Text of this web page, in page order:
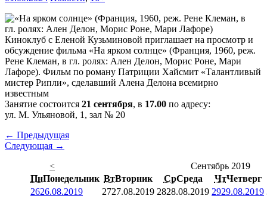
Киноклуб с Еленой Кузьминовой приглашает на просмотр и
обсуждение фильма «На ярком солнце» (Франция, 1960, реж.
Рене Клеман, в гл. ролях: Ален Делон, Морис Роне, Мари
Лафоре). Фильм по роману Патриции Хайсмит «Талантливый
мистер Рипли», сделавший Алена Делона всемирно
известным
Занятие состоится 21 сентября, в 17.00 по адресу:
ул. М. Ульяновой, 1, зал № 20
← Предыдущая
Следующая →
<
Сентябрь 2019
ПнПонедельник ВтВторник СрСреда ЧтЧетверг
2626.08.2019 2727.08.2019 2828.08.2019 2929.08.2019